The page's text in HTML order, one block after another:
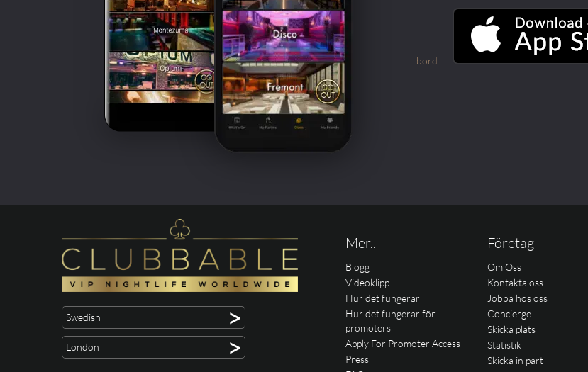
bord.
Swedish >
London >
Mer..
Blogg
Videoklipp
Hur det fungerar
Hur det fungerar för
promoters
Apply For Promoter Access
Press
Företag
Om Oss
Kontakta oss
Jobba hos oss
Concierge
Skicka plats
Statistik
Skicka in part